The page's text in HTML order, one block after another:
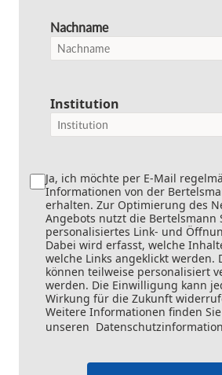
Nachname
Institution
Ja, ich möchte per E-Mail
Informationen von der
erhalten. Zur Optimierung des
Angebots nutzt die Bertelsmann
personalisiertes Link- und
Dabei wird erfasst, welche
welche Links angeklickt werden.
können teilweise personalisiert
werden. Die Einwilligung kann
Wirkung für die Zukunft
Weitere Informationen finden
unseren